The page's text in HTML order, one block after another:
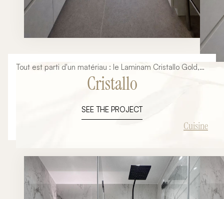
Tout est parti d'un matériau : le Laminam Cristallo Gold,
avec ses veines dorées posées à plat sur un grand
format sans joint. Autour de lui, tout le reste s'est
l'effacement de l'électroménager, la chaleur du luminaire
Cristallo
SEE THE PROJECT
Cuisine